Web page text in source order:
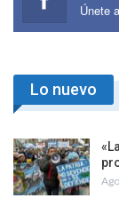
Únete
Lo nuevo